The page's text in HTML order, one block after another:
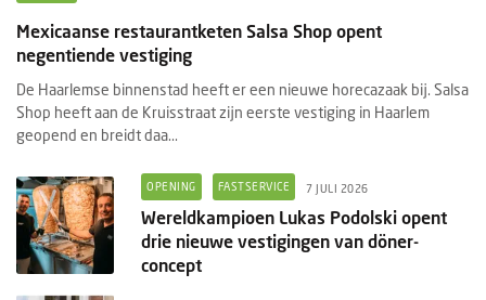
Mexicaanse restaurantketen Salsa Shop opent
negentiende vestiging
De Haarlemse binnenstad heeft er een nieuwe horecazaak bij. Salsa
Shop heeft aan de Kruisstraat zijn eerste vestiging in Haarlem
geopend en breidt daa...
OPENING FASTSERVICE 7 JULI 2026
Wereldkampioen Lukas Podolski opent
drie nieuwe vestigingen van döner-
concept